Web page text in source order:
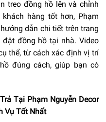
treo đồng hồ lên và chỉnh
hàng tốt hơn, Phạm
dẫn chi tiết trên trang
đồng hồ tại nhà. Video
thể, từ cách xác định vị trí
đúng cách, giúp bạn có
Tại Phạm Nguyễn Decor
Vụ Tốt Nhất